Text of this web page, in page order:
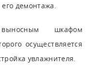
демонтажа.
шкафом
осуществляется
увлажнителя.